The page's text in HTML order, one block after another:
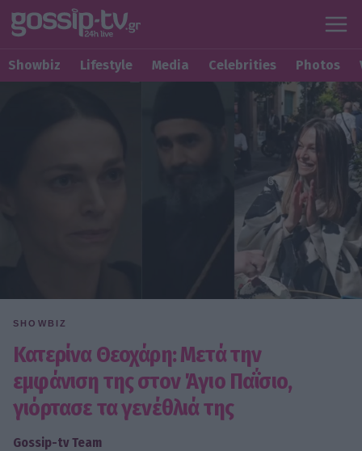
Showbiz Lifestyle Media Celebrities Photos
SHOWBIZ
Κατερίνα Θεοχάρη: Μετά την
εμφάνιση της στον Άγιο Παΐσιο,
γιόρτασε τα γενέθλιά της
Gossip-tv Team